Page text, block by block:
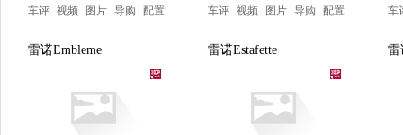
车评 视频 图片 导购 配置
车评 视频 图片 导购 配置
车
雷诺Embleme 雷诺Estafette 雷